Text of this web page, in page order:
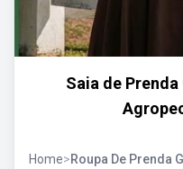
Saia de
Home>Roupa De Prenda